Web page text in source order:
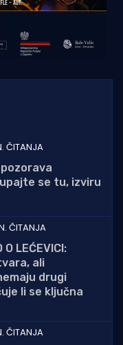
ČITANJA
se tu, izviru
ČITANJA
O LEĆEVICI:
ali
drugi
li se ključna
ČITANJA